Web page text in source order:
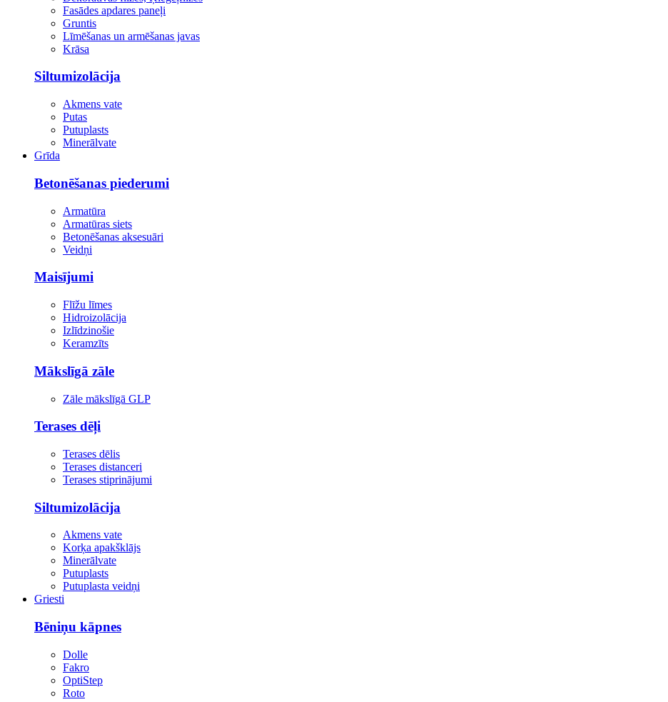
Fasādes apdares paneļi
Gruntis
Līmēšanas un armēšanas javas
Krāsa
Siltumizolācija
Akmens vate
Putas
Putuplasts
Minerālvate
Grīda
Betonēšanas piederumi
Armatūra
Armatūras siets
Betonēšanas aksesuāri
Veidņi
Maisījumi
Flīžu līmes
Hidroizolācija
Izlīdzinošie
Keramzīts
Mākslīgā zāle
Zāle mākslīgā GLP
Terases dēļi
Terases dēlis
Terases distanceri
Terases stiprinājumi
Siltumizolācija
Akmens vate
Korķa apakšklājs
Minerālvate
Putuplasts
Putuplasta veidņi
Griesti
Bēniņu kāpnes
Dolle
Fakro
OptiStep
Roto